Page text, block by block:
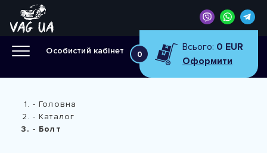
Особистий кабінет 0
Всього: 0 EUR
Оформити
Головна
Каталог
Болт